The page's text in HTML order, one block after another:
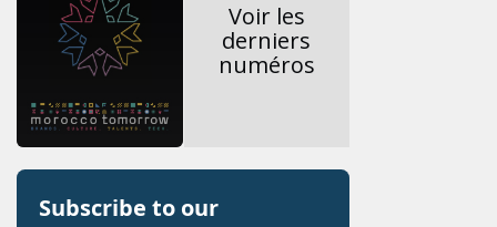
Voir les
derniers
numéros